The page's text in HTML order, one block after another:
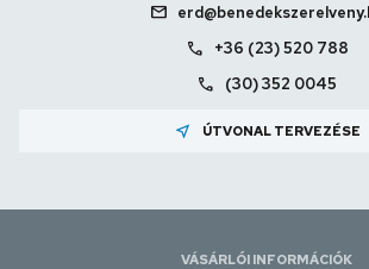
mail
call +36 (23) 520 788
call (30) 352 0045
near_me ÚTVONAL TERVEZÉSE
VÁSÁRLÓI INFORMÁCIÓK